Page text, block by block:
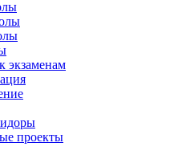
экзаменам
проекты